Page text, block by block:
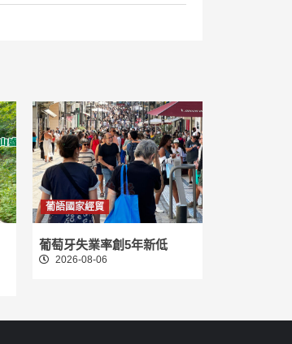
葡語國家經貿
葡萄牙失業率創5年新低
2026-08-06